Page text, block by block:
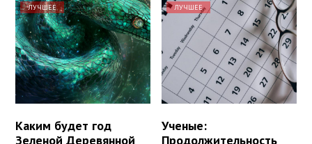
ЛУЧШЕЕ
Каким будет год
Зеленой Деревянной
ЛУЧШЕЕ
Ученые:
Продолжительность